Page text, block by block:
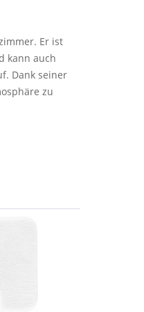
Er ist
kann auch
Dank seiner
zu